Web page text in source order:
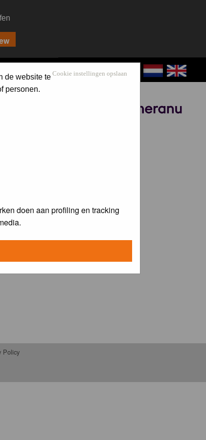
Cookie instellingen opslaan
de website te
personen.
doen aan profiling en tracking
Policy